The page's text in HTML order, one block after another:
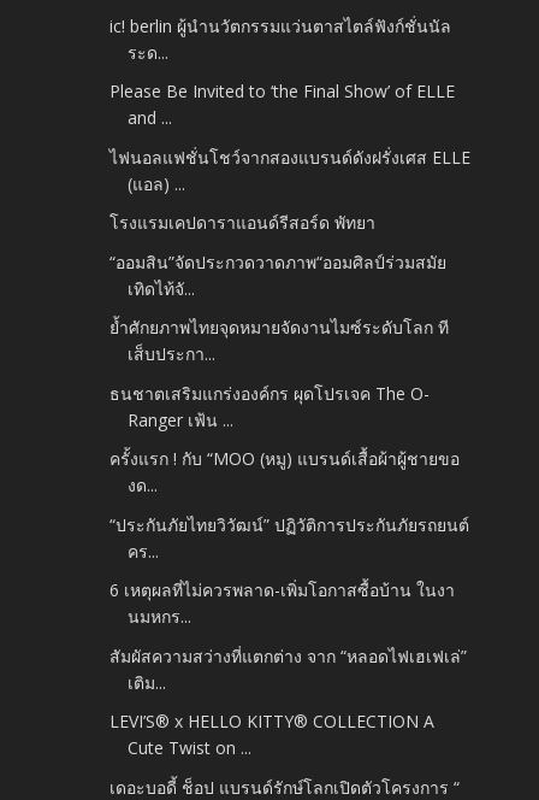
ic! berlin ผู้นำนวัตกรรมแว่นตาสไตล์ฟังก์ชั่นนัล
ระด...
Please Be Invited to ‘the Final Show’ of ELLE
and ...
ไฟนอลแฟชั่นโชว์จากสองแบรนด์ดังฝรั่งเศส ELLE
(แอล) ...
โรงแรมเคปดาราแอนด์รีสอร์ด พัทยา
“ออมสิน”จัดประกวดวาดภาพ“ออมศิลป์ร่วมสมัย
เทิดไท้จั...
ย้ำศักยภาพไทยจุดหมายจัดงานไมซ์ระดับโลก ที
เส็บประกา...
ธนชาตเสริมแกร่งองค์กร ผุดโปรเจค The O-
Ranger เฟ้น ...
ครั้งแรก ! กับ “MOO (หมู) แบรนด์เสื้อผ้าผู้ชายขอ
งด...
“ประกันภัยไทยวิวัฒน์” ปฏิวัติการประกันภัยรถยนต์
คร...
6 เหตุผลที่ไม่ควรพลาด-เพิ่มโอกาสซื้อบ้าน ในงา
นมหกร...
สัมผัสความสว่างที่แตกต่าง จาก “หลอดไฟเฮเฟเล่”
เติม...
LEVI’S® x HELLO KITTY® COLLECTION A
Cute Twist on ...
เดอะบอดี้ ช็อป แบรนด์รักษ์โลกเปิดตัวโครงการ “